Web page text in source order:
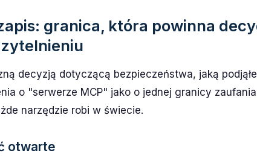
granica, która powinna
decyzją dotyczącą bezpieczeństwa, jaką
o "serwerze MCP" jako o jednej granicy
narzędzie robi w świecie.
otwarte